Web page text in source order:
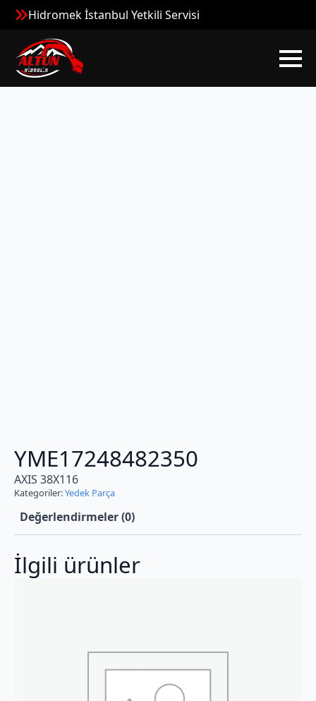
Hidromek İstanbul Yetkili Servisi
YME17248482350
AXIS 38X116
Kategoriler:Yedek Parça
Değerlendirmeler (0)
İlgili ürünler